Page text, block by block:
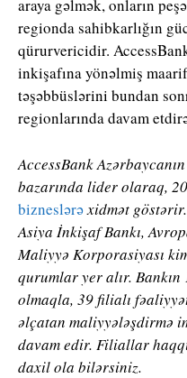
araya gəlmək, onların
regionda sahibkarlığın
qürurvericidir.
inkişafına yönəlmiş
təşəbbüslərini bundan
regionlarında davam
AccessBank
bazarında lider olaraq,
bizneslərəxidmət göstərir.
Asiya İnkişaf Bankı,
Maliyyə Korporasiyası
qurumlar yer alır.
olmaqla, 39 filialı
əlçatan maliyyələşdirmə
davam edir. Filiallar
daxil ola bilərsiniz.